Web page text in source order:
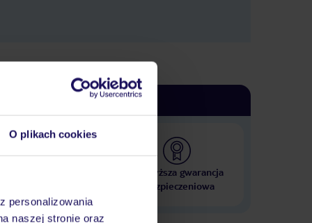
O plikach cookies
personalizowania
naszej stronie oraz
Najwyższa gwarancja
ubezpieczeniowa